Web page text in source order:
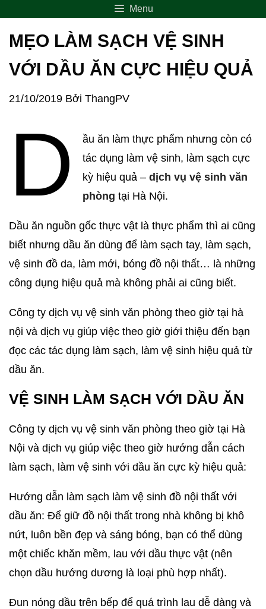
Menu
MẸO LÀM SẠCH VỆ SINH
VỚI DẦU ĂN CỰC HIỆU QUẢ
21/10/2019 Bởi ThangPV
D
ầu ăn làm thực phẩm nhưng còn có
tác dụng làm vệ sinh, làm sạch cực
kỳ hiệu quả –dịch vụ vệ sinh văn
phòng tại Hà Nội.
Dầu ăn nguồn gốc thực vật là thực phẩm thì ai cũng
biết nhưng dầu ăn dùng để làm sạch tay, làm sạch,
vệ sinh đồ da, làm mới, bóng đồ nội thất… là những
công dụng hiệu quả mà không phải ai cũng biết.
Công ty dịch vụ vệ sinh văn phòng theo giờ tại hà
nội và dịch vụ giúp việc theo giờ giới thiệu đến bạn
đọc các tác dụng làm sạch, làm vệ sinh hiệu quả từ
dầu ăn.
VỆ SINH LÀM SẠCH VỚI DẦU ĂN
Công ty dịch vụ vệ sinh văn phòng theo giờ tại Hà
Nội và dịch vụ giúp việc theo giờ hướng dẫn cách
làm sạch, làm vệ sinh với dầu ăn cực kỳ hiệu quả:
Hướng dẫn làm sạch làm vệ sinh đồ nội thất với
dầu ăn: Để giữ đồ nội thất trong nhà không bị khô
nứt, luôn bền đẹp và sáng bóng, bạn có thể dùng
một chiếc khăn mềm, lau với dầu thực vật (nên
chọn dầu hướng dương là loại phù hợp nhất).
Đun nóng dầu trên bếp để quá trình lau dễ dàng và